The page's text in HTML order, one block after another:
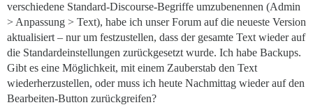
verschiedene Standard-Discourse-Begriffe umzubenennen (Admin
> Anpassung > Text), habe ich unser Forum auf die neueste Version
aktualisiert – nur um festzustellen, dass der gesamte Text wieder auf
die Standardeinstellungen zurückgesetzt wurde. Ich habe Backups.
Gibt es eine Möglichkeit, mit einem Zauberstab den Text
wiederherzustellen, oder muss ich heute Nachmittag wieder auf den
Bearbeiten-Button zurückgreifen?